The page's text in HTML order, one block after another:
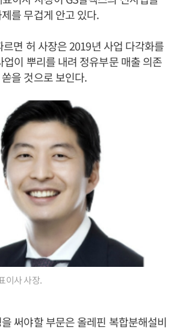
를 무겁게 안고 있다.
면 허 사장은 2019년 사업 다각화를
업이 뿌리를 내려 정유부문 매출 의존
을 것으로 보인다.
이사 사장.
써야할 부문은 올레핀 복합분해설비